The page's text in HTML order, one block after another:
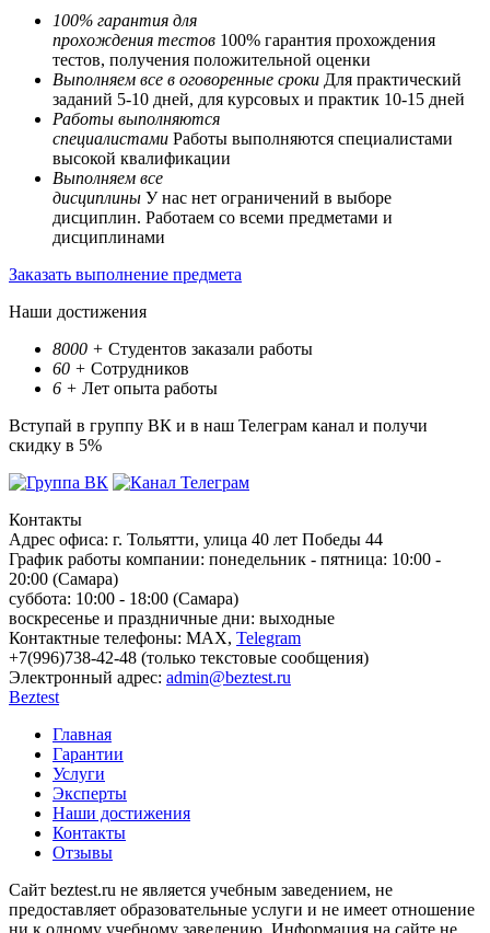
100% гарантия для
прохождения тестов 100% гарантия прохождения
тестов, получения положительной оценки
Выполняем все в оговоренные сроки Для практический
заданий 5-10 дней, для курсовых и практик 10-15 дней
Работы выполняются
специалистами Работы выполняются специалистами
высокой квалификации
Выполняем все
дисциплины У нас нет ограничений в выборе
дисциплин. Работаем со всеми предметами и
дисциплинами
Заказать выполнение предмета
Наши достижения
8000 + Студентов заказали работы
60 + Сотрудников
6 + Лет опыта работы
Вступай в группу ВК и в наш Телеграм канал и получи
скидку в 5%
Контакты
Адрес офиса: г. Тольятти, улица 40 лет Победы 44
График работы компании: понедельник - пятница: 10:00 -
20:00 (Самара)
суббота: 10:00 - 18:00 (Самара)
воскресенье и праздничные дни: выходные
Контактные телефоны: МАХ, Telegram
+7(996)738-42-48 (только текстовые сообщения)
Электронный адрес: admin@beztest.ru
Beztest
Главная
Гарантии
Услуги
Эксперты
Наши достижения
Контакты
Отзывы
Сайт beztest.ru не является учебным заведением, не
предоставляет образовательные услуги и не имеет отношение